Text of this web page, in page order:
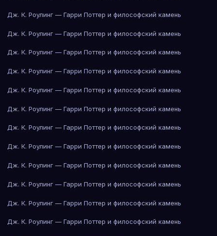
Дж. К. Роулинг — Гарри Поттер и философский камень
Дж. К. Роулинг — Гарри Поттер и философский камень
Дж. К. Роулинг — Гарри Поттер и философский камень
Дж. К. Роулинг — Гарри Поттер и философский камень
Дж. К. Роулинг — Гарри Поттер и философский камень
Дж. К. Роулинг — Гарри Поттер и философский камень
Дж. К. Роулинг — Гарри Поттер и философский камень
Дж. К. Роулинг — Гарри Поттер и философский камень
Дж. К. Роулинг — Гарри Поттер и философский камень
Дж. К. Роулинг — Гарри Поттер и философский камень
Дж. К. Роулинг — Гарри Поттер и философский камень
Дж. К. Роулинг — Гарри Поттер и философский камень